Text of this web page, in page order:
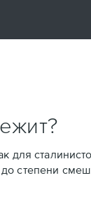
для
степени